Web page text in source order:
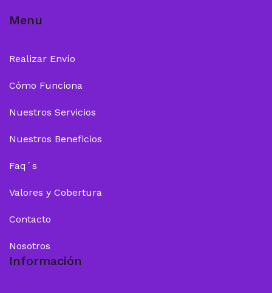
Menu
Realizar Envío
Cómo Funciona
Nuestros Servicios
Nuestros Beneficios
Faq´s
Valores y Cobertura
Contacto
Nosotros
Información